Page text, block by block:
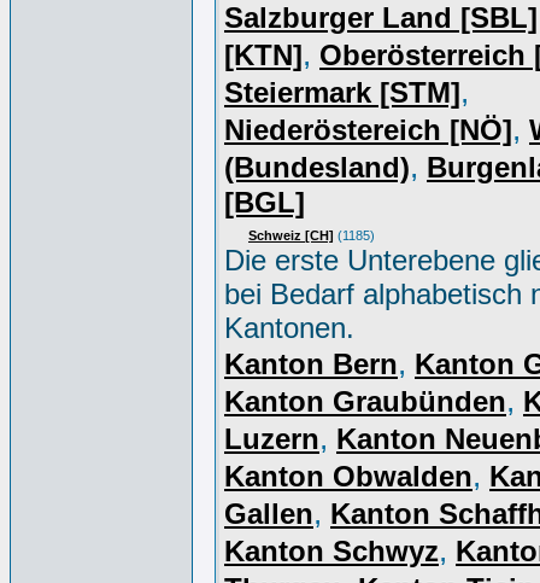
Salzburger Land [SBL]
[KTN], Oberösterreich
Steiermark [STM],
Niederöstereich [NÖ],
(Bundesland),
[BGL]
Schweiz [CH] (1185)
Die erste Unterebene
bei Bedarf alphabetisch
Kantonen.
Kanton Bern, Kanton
Kanton Graubünden,
Luzern, Kanton
Kanton Obwalden,
Gallen, Kanton
Kanton Schwyz,